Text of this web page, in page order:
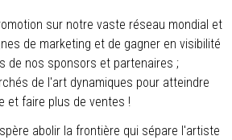
sur notre vaste réseau mondial et
de marketing et de gagner en visibilité
de nos sponsors et partenaires ;
de l'art dynamiques pour atteindre
et faire plus de ventes !
abolir la frontière qui sépare l'artiste